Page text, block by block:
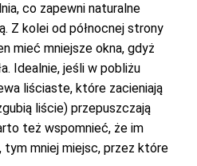
co zapewni naturalne
Z kolei od północnej strony
mieć mniejsze okna, gdyż
Idealnie, jeśli w pobliżu
liściaste, które zacieniają
liście) przepuszczają
też wspomnieć, że im
mniej miejsc, przez które